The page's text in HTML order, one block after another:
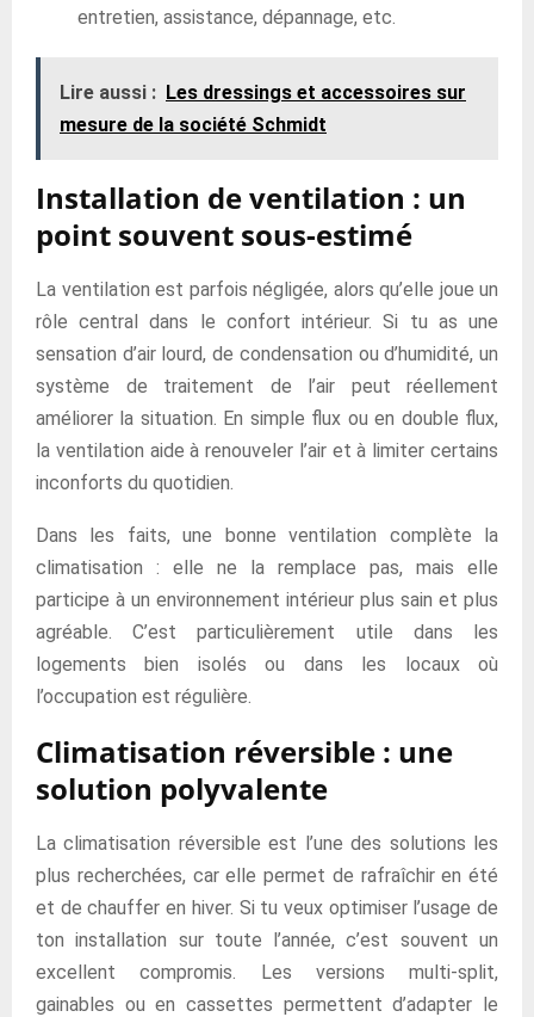
entretien, assistance, dépannage, etc.
Lire aussi : Les dressings et accessoires sur
mesure de la société Schmidt
Installation de ventilation : un
point souvent sous-estimé
La ventilation est parfois négligée, alors qu’elle joue un
rôle central dans le confort intérieur. Si tu as une
sensation d’air lourd, de condensation ou d’humidité, un
système de traitement de l’air peut réellement
améliorer la situation. En simple flux ou en double flux,
la ventilation aide à renouveler l’air et à limiter certains
inconforts du quotidien.
Dans les faits, une bonne ventilation complète la
climatisation : elle ne la remplace pas, mais elle
participe à un environnement intérieur plus sain et plus
agréable. C’est particulièrement utile dans les
logements bien isolés ou dans les locaux où
l’occupation est régulière.
Climatisation réversible : une
solution polyvalente
La climatisation réversible est l’une des solutions les
plus recherchées, car elle permet de rafraîchir en été
et de chauffer en hiver. Si tu veux optimiser l’usage de
ton installation sur toute l’année, c’est souvent un
excellent compromis. Les versions multi-split,
gainables ou en cassettes permettent d’adapter le